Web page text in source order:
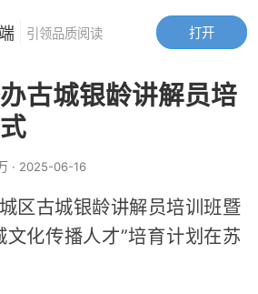
古城银龄讲解员培
· 2025-06-16
区古城银龄讲解员培训班暨
文化传播人才”培育计划在苏
打开
引领品质阅读